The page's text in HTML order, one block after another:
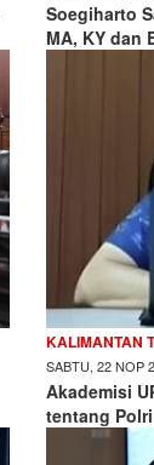
Soegiharto
MA, KY dan
KALIMANTAN
SABTU, 22 NOP
Akademisi
tentang